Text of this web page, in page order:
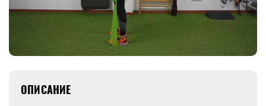
ОПИСАНИЕ